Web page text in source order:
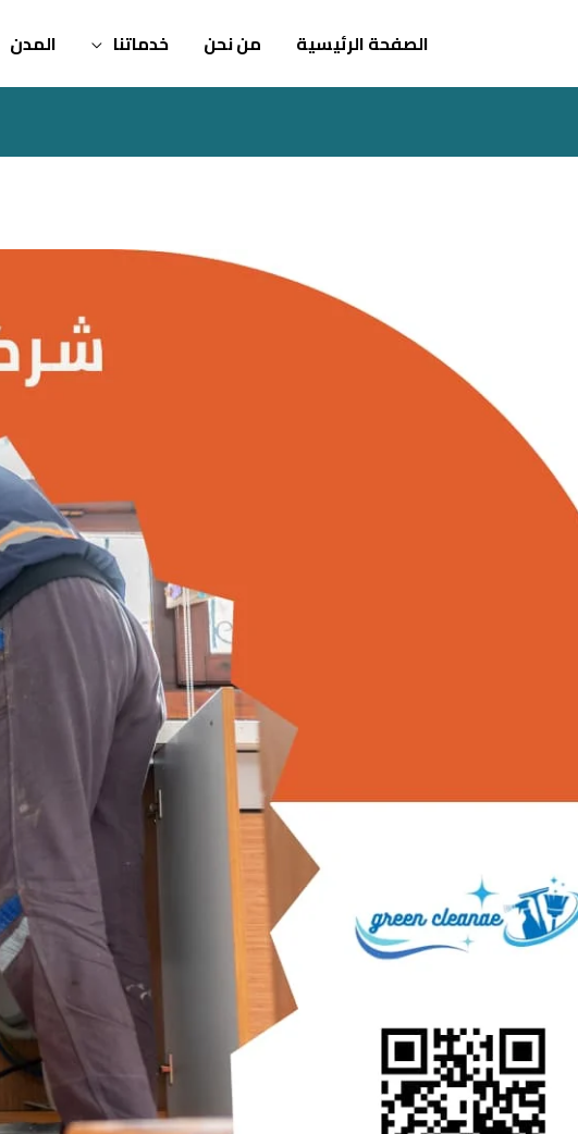
الصفحة الرئيسية من نحن خدماتنا المدن